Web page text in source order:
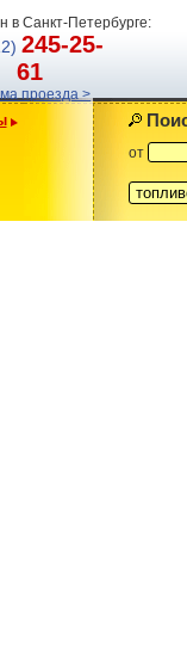
в Санкт-Петербурге:
245-25-
61
проезда >
от